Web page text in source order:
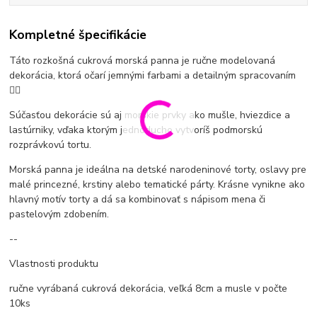
Kompletné špecifikácie
Táto rozkošná cukrová morská panna je ručne modelovaná
dekorácia, ktorá očarí jemnými farbami a detailným spracovaním
🧜‍♀️
Súčasťou dekorácie sú aj morskie prvky ako mušle, hviezdice a
lastúrniky, vďaka ktorým jednoducho vytvoríš podmorskú
rozprávkovú tortu.
Morská panna je ideálna na detské narodeninové torty, oslavy pre
malé princezné, krstiny alebo tematické párty. Krásne vynikne ako
hlavný motív torty a dá sa kombinovať s nápisom mena či
pastelovým zdobením.
--
Vlastnosti produktu
ručne vyrábaná cukrová dekorácia, veľká 8cm a musle v počte
10ks